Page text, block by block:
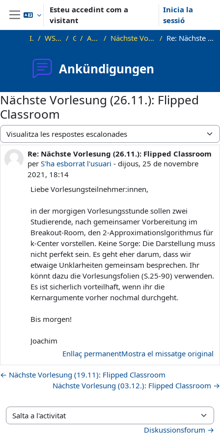
Ves al contingut principal
Panell lateral
Esteu accedint com a
visitant
Inicia la
sessió
Inici
WS21_WS21_approx General Ankündigungen Nächste Vorlesung (26.11.): Flipped Classroom Re: Nächste Vorlesung (26.11.): Flipped Classroom
Ankündigungen
Nächste Vorlesung (26.11.): Flipped
Classroom
Mode de visualització
Re: Nächste Vorlesung (26.11.): Flipped Classroom
perS'ha esborrat l'usuari -dijous, 25 de novembre
2021, 18:14
Nombre de respostes: 0
Liebe Vorlesungsteilnehmer:innen,
in der morgigen Vorlesungsstunde sollen zwei
Studierende, nach gemeinsamer Vorbereitung im
Breakout-Room, den 2-Approximationslgorithmus für
k-Center vorstellen. Keine Sorge: Die Darstellung muss
nicht perfekt sein. Es geht eher darum, dass wir
etwaige Unklarheiten gemeinsam besprechen. Ihr
könnt dazu die Vorlesungsfolien (S.25-90) verwenden.
Es ist sicherlich vorteilhaft, wenn ihr die
Kernargumente vorher nochmal durchgeht.
Bis morgen!
Joachim
Enllaç permanentMostra el missatge original
← Nächste Vorlesung (19.11): Flipped Classroom
Nächste Vorlesung (03.12.): Flipped Classroom →
Salta a l'activitat
Diskussionsforum →